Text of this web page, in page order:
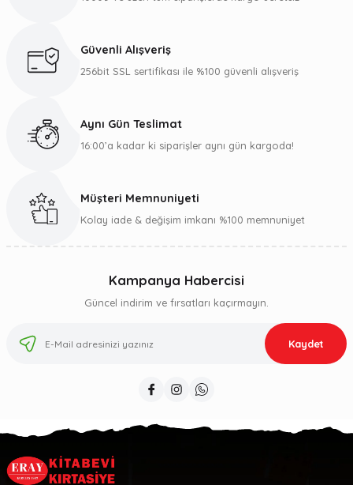
Güvenli Alışveriş
256bit SSL sertifikası ile %100 güvenli alışveriş
Aynı Gün Teslimat
16:00’a kadar ki siparişler aynı gün kargoda!
Müşteri Memnuniyeti
Kolay iade & değişim imkanı %100 memnuniyet
Kampanya Habercisi
Güncel indirim ve fırsatları kaçırmayın.
Kaydet